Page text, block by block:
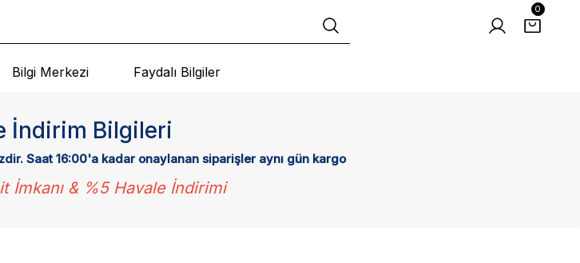
0
Bilgi Merkezi Faydalı Bilgiler
İndirim Bilgileri
Saat 16:00'a kadar onaylanan siparişler aynı gün kargo
İmkanı & %5 Havale İndirimi